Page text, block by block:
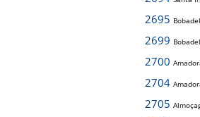
2695
2699
2700
2704
2705